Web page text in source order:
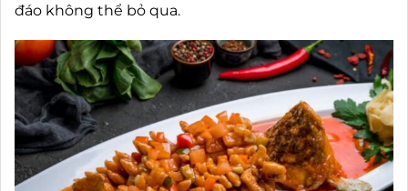
đáo không thể bỏ qua.